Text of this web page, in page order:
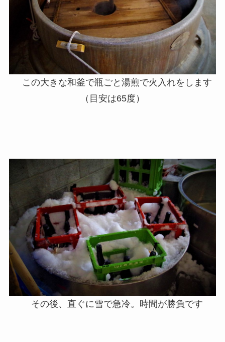
この大きな和釜で瓶ごと湯煎で火入れをします
（目安は65度）
その後、直ぐに雪で急冷。時間が勝負です